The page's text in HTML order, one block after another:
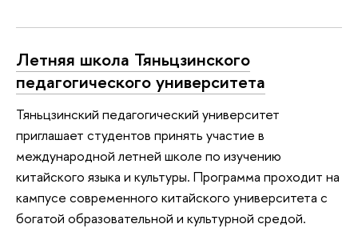
Летняя школа Тяньцзинского
педагогического университета
Тяньцзинский педагогический университет
приглашает студентов принять участие в
международной летней школе по изучению
китайского языка и культуры. Программа проходит на
кампусе современного китайского университета с
богатой образовательной и культурной средой.